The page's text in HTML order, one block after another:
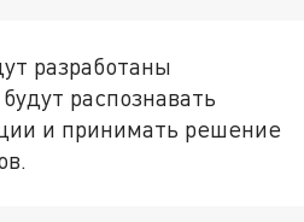
разработаны
распознавать
и принимать решение